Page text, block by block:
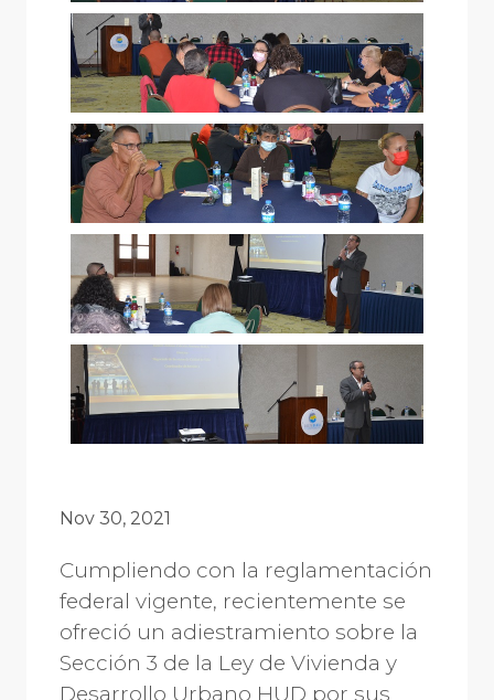
Nov 30, 2021
Cumpliendo con la reglamentación
federal vigente, recientemente se
ofreció un adiestramiento sobre la
Sección 3 de la Ley de Vivienda y
Desarrollo Urbano HUD por sus